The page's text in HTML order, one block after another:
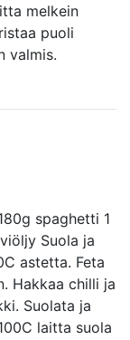
melkein
puoli
valmis.
spaghetti 1
Suola ja
astetta. Feta
Hakkaa chilli ja
Suolata ja
laitta suola